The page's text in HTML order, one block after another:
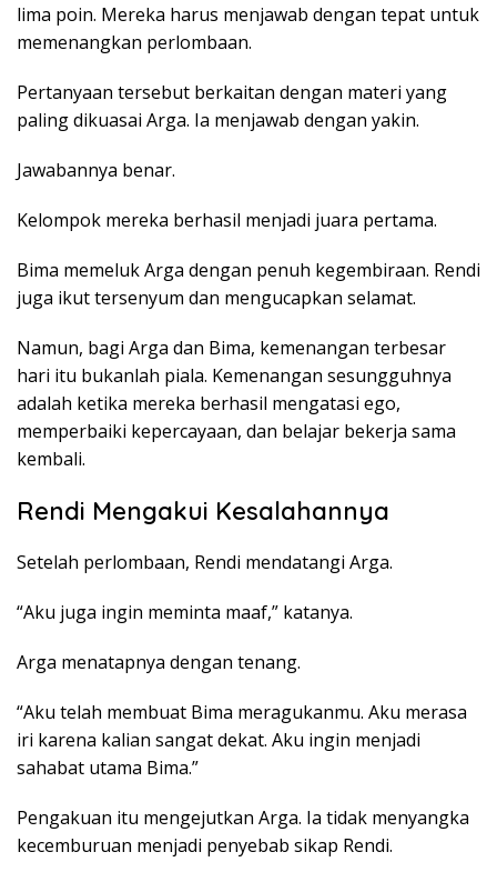
lima poin. Mereka harus menjawab dengan tepat untuk
memenangkan perlombaan.
Pertanyaan tersebut berkaitan dengan materi yang
paling dikuasai Arga. Ia menjawab dengan yakin.
Jawabannya benar.
Kelompok mereka berhasil menjadi juara pertama.
Bima memeluk Arga dengan penuh kegembiraan. Rendi
juga ikut tersenyum dan mengucapkan selamat.
Namun, bagi Arga dan Bima, kemenangan terbesar
hari itu bukanlah piala. Kemenangan sesungguhnya
adalah ketika mereka berhasil mengatasi ego,
memperbaiki kepercayaan, dan belajar bekerja sama
kembali.
Rendi Mengakui Kesalahannya
Setelah perlombaan, Rendi mendatangi Arga.
“Aku juga ingin meminta maaf,” katanya.
Arga menatapnya dengan tenang.
“Aku telah membuat Bima meragukanmu. Aku merasa
iri karena kalian sangat dekat. Aku ingin menjadi
sahabat utama Bima.”
Pengakuan itu mengejutkan Arga. Ia tidak menyangka
kecemburuan menjadi penyebab sikap Rendi.